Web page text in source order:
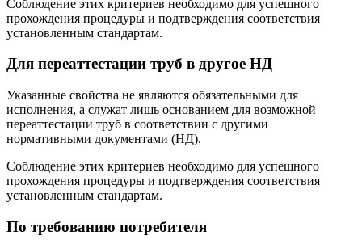
Соблюдение этих критериев необходимо для успешного
прохождения процедуры и подтверждения соответствия
установленным стандартам.
Для переаттестации труб в другое НД
Указанные свойства не являются обязательными для
исполнения, а служат лишь основанием для возможной
переаттестации труб в соответствии с другими
нормативными документами (НД).
Соблюдение этих критериев необходимо для успешного
прохождения процедуры и подтверждения соответствия
установленным стандартам.
По требованию потребителя